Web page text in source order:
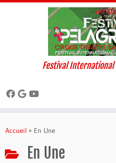
to
Festival International
Accueil » En Une
En Une